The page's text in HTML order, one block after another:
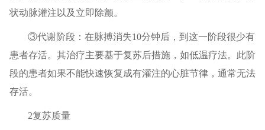
状动脉灌注以及立即除颤。
③代谢阶段：在脉搏消失10分钟后，到这一阶段很少有
患者存活。其治疗主要基于复苏后措施，如低温疗法。此阶
段的患者如果不能快速恢复成有灌注的心脏节律，通常无法
存活。
2复苏质量